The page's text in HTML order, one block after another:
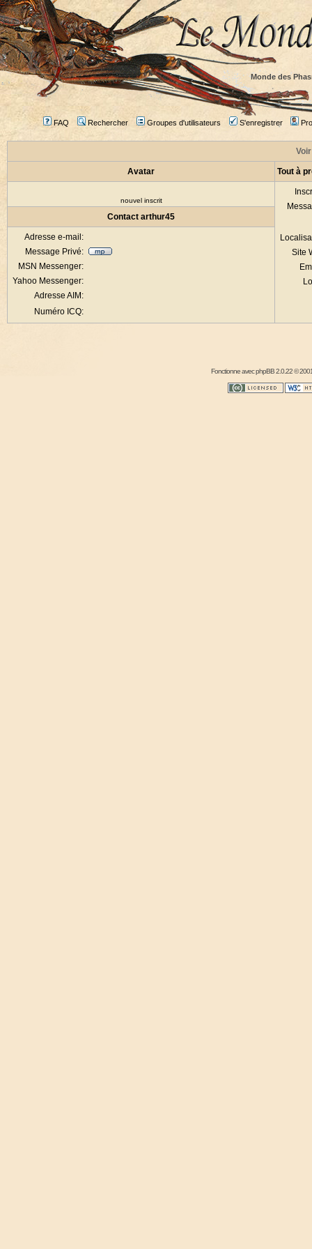
Monde des
FAQ Rechercher Groupes d'utilisateurs S'enregistrer
Avatar Tout à
nouvel inscrit
Site
Contact arthur45
Adresse e-mail:
Message Privé:
MSN Messenger:
Yahoo Messenger:
Adresse AIM:
Numéro ICQ:
Fonctionne avecphpBB2.0.22 ©